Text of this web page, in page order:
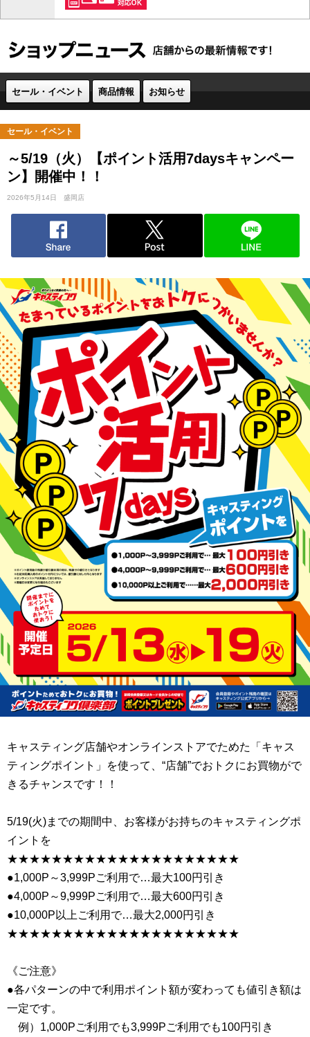
セール・イベント 商品情報 お知らせ
セール・イベント
～5/19（火）【ポイント活用7daysキャンペー
ン】開催中！！
2026年5月14日 盛岡店
キャスティング店舗やオンラインストアでためた「キャス
ティングポイント」を使って、“店舗”でおトクにお買物がで
きるチャンスです！！
5/19(火)までの期間中、お客様がお持ちのキャスティングポ
イントを
★★★★★★★★★★★★★★★★★★★★★
●1,000P～3,999Pご利用で…最大100円引き
●4,000P～9,999Pご利用で…最大600円引き
●10,000P以上ご利用で…最大2,000円引き
★★★★★★★★★★★★★★★★★★★★★
《ご注意》
●各パターンの中で利用ポイント額が変わっても値引き額は
一定です。
例）1,000Pご利用でも3,999Pご利用でも100円引き